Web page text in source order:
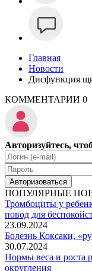
Главная
Новости
Дисфункция
КОММЕНТАРИИ 0
Авторизуйтесь,
Авторизоваться
ПОПУЛЯРНЫЕ
Тромбоциты у
повод для
23.09.2024
Болезнь Коксаки,
30.07.2024
Нормы веса и роста
округления